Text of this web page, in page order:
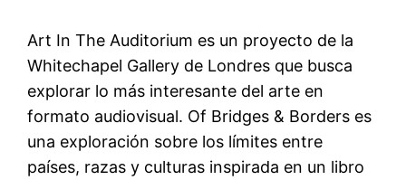
Art In The Auditorium es un proyecto de la
Whitechapel Gallery de Londres que busca
explorar lo más interesante del arte en
formato audiovisual. Of Bridges & Borders es
una exploración sobre los límites entre
países, razas y culturas inspirada en un libro